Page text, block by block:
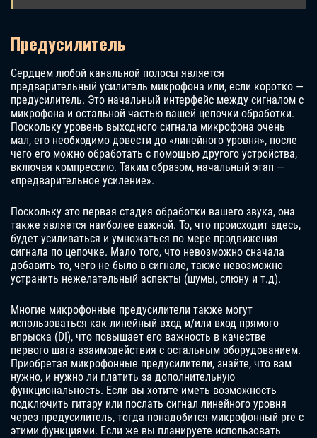
Предусилитель
Сердцем любой канальной полосы является
предварительный усилитель микрофона или, если коротко —
предусилитель. Это начальный интерфейс между сигналом с
микрофона и остальной частью вашей цепочки обработки.
Поскольку уровень выходного сигнала микрофона очень
мал, его необходимо довести до «линейного уровня», после
чего его можно обработать с помощью другого устройства,
включая компрессию. Таким образом, начальный этап —
«предварительное усиление».
Поскольку это первая стадия обработки вашего звука, она
также является наиболее важной. То, что происходит здесь,
будет усиливаться и умножаться по мере продвижения
сигнала по цепочке. Мало того, что невозможно сначала
добавить то, чего не было в сигнале, также невозможно
устранить нежелательный аспекты (шумы, слюну и т.д).
Многие микрофонные предусилители также могут
использоваться как линейный вход и/или вход прямого
впрыска (DI), что повышает его важность в качестве
первого шага взаимодействия с остальным оборудованием.
Приобретая микрофонные предусилители, знайте, что вам
нужно, и нужно ли платить за дополнительную
функциональность. Если вы хотите иметь возможность
подключить гитару или послать сигнал линейного уровня
через предусилитель, тогда понадобится микрофонный pre с
этими функциями. Если же вы планируете использовать